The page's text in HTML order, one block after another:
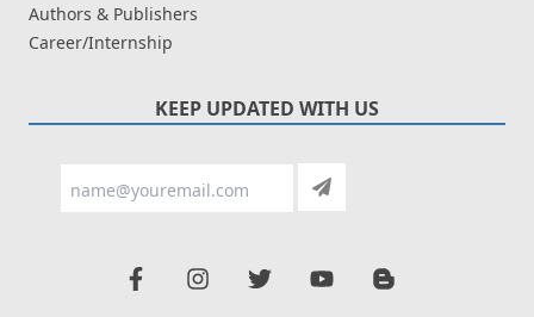
Authors & Publishers
Career/Internship
KEEP UPDATED WITH US